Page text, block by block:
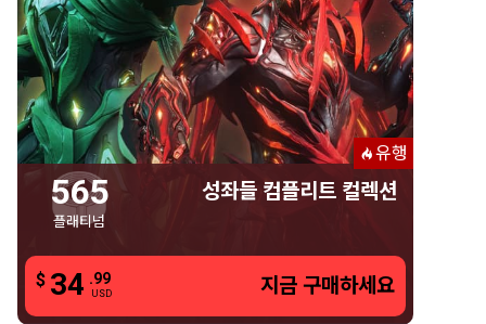
유행
565
플래티넘
성좌들 컴플리트 컬렉션
지금 구매하세요
$ 34 .99
USD
성좌들 컴플리트 컬렉션
565 플래티넘
시리우스 & 오리온
프라이드
성좌들 퓨전 디스플레이
지금 구매하세요 $
34
.99
USD